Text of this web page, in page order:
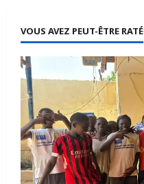
VOUS AVEZ PEUT-ÊTRE RATÉ